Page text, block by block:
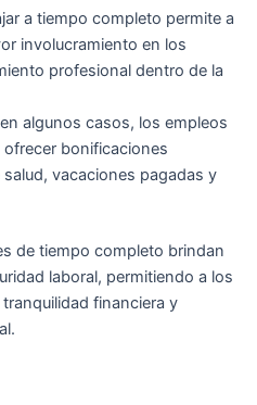
a tiempo completo permite a
involucramiento en los
profesional dentro de la
en algunos casos, los empleos
bonificaciones
vacaciones pagadas y
de tiempo completo brindan
laboral, permitiendo a los
financiera y